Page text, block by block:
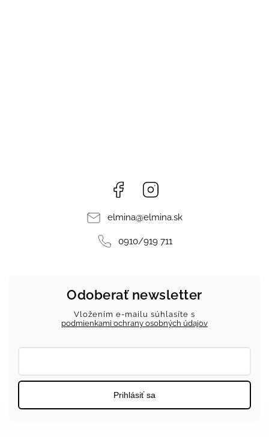
Facebook
elmina@elmina.sk
0910/919 711
Odoberať newsletter
Vložením e-mailu súhlasíte s
podmienkami ochrany osobných údajov
Prihlásiť sa